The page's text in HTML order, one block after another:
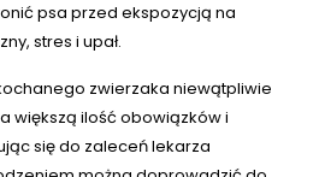
psa przed ekspozycją na
stres i upał.
zwierzaka niewątpliwie
większą ilość obowiązków i
się do zaleceń lekarza